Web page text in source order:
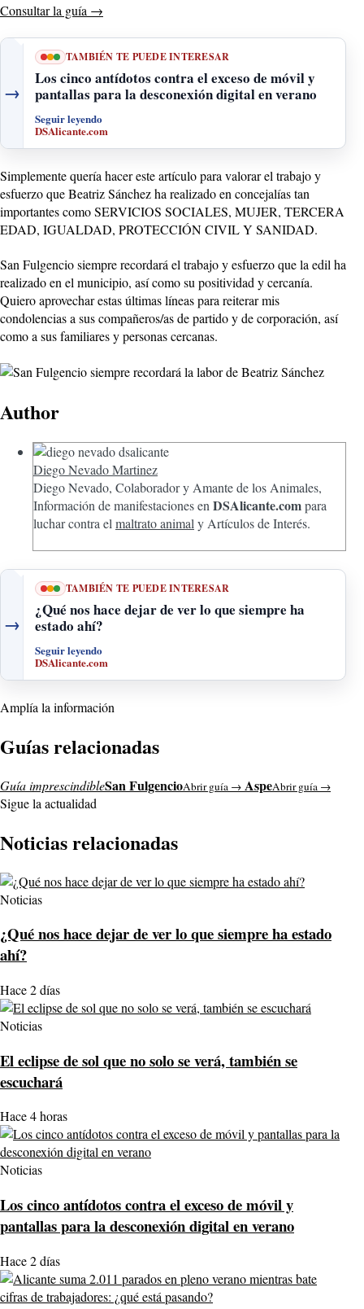
Consultar la guía →
→
TAMBIÉN TE PUEDE INTERESAR
Los cinco antídotos contra el exceso de móvil y
pantallas para la desconexión digital en verano
Seguir leyendo
DSAlicante.com
Simplemente quería hacer este artículo para valorar el trabajo y
esfuerzo que Beatriz Sánchez ha realizado en concejalías tan
importantes como SERVICIOS SOCIALES, MUJER, TERCERA
EDAD, IGUALDAD, PROTECCIÓN CIVIL Y SANIDAD.
San Fulgencio siempre recordará el trabajo y esfuerzo que la edil ha
realizado en el municipio, así como su positividad y cercanía.
Quiero aprovechar estas últimas líneas para reiterar mis
condolencias a sus compañeros/as de partido y de corporación, así
como a sus familiares y personas cercanas.
Author
Diego Nevado Martinez
Diego Nevado, Colaborador y Amante de los Animales,
Información de manifestaciones enDSAlicante.compara
luchar contra elmaltrato animaly Artículos de Interés.
→
TAMBIÉN TE PUEDE INTERESAR
¿Qué nos hace dejar de ver lo que siempre ha
estado ahí?
Seguir leyendo
DSAlicante.com
Amplía la información
Guías relacionadas
Guía imprescindibleSan FulgencioAbrir guía → AspeAbrir guía →
Sigue la actualidad
Noticias relacionadas
Noticias
¿Qué nos hace dejar de ver lo que siempre ha estado
ahí?
Hace 2 días
Noticias
El eclipse de sol que no solo se verá, también se
escuchará
Hace 4 horas
Noticias
Los cinco antídotos contra el exceso de móvil y
pantallas para la desconexión digital en verano
Hace 2 días